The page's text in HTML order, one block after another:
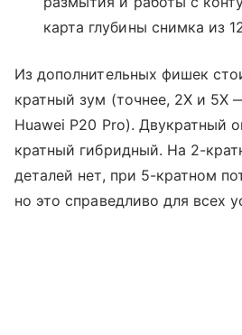
карта глубины снимка из
Из дополнительных фишек
кратный зум (точнее, 2Х и 5Х
Huawei P20 Pro). Двукратный
кратный гибридный. На 2-
деталей нет, при 5-кратном
но это справедливо для всех